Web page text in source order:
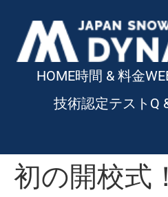
HOME時間 & 料金
技術認定テスト Q
初の開校式！